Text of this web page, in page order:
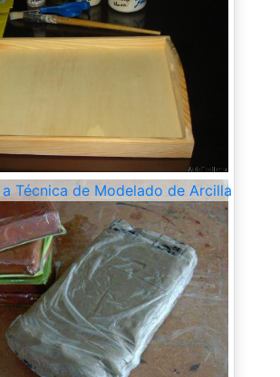
Técnica de Modelado de Arcilla